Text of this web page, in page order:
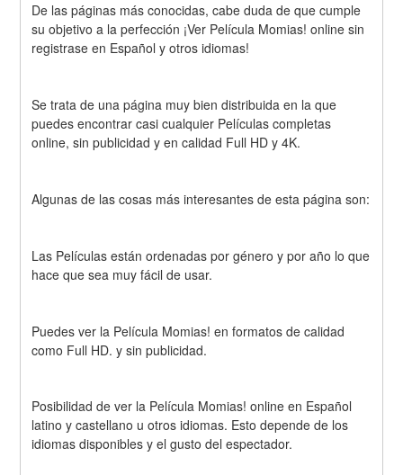
De las páginas más conocidas, cabe duda de que cumple
su objetivo a la perfección ¡Ver Película Momias! online sin
registrase en Español y otros idiomas!
Se trata de una página muy bien distribuida en la que
puedes encontrar casi cualquier Películas completas
online, sin publicidad y en calidad Full HD y 4K.
Algunas de las cosas más interesantes de esta página son:
Las Películas están ordenadas por género y por año lo que
hace que sea muy fácil de usar.
Puedes ver la Película Momias! en formatos de calidad
como Full HD. y sin publicidad.
Posibilidad de ver la Película Momias! online en Español
latino y castellano u otros idiomas. Esto depende de los
idiomas disponibles y el gusto del espectador.